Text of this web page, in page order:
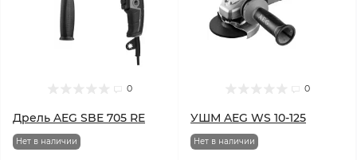
0
Дрель AEG SBE 705 RE
Нет в наличии
0
УШМ AEG WS 10-125
Нет в наличии